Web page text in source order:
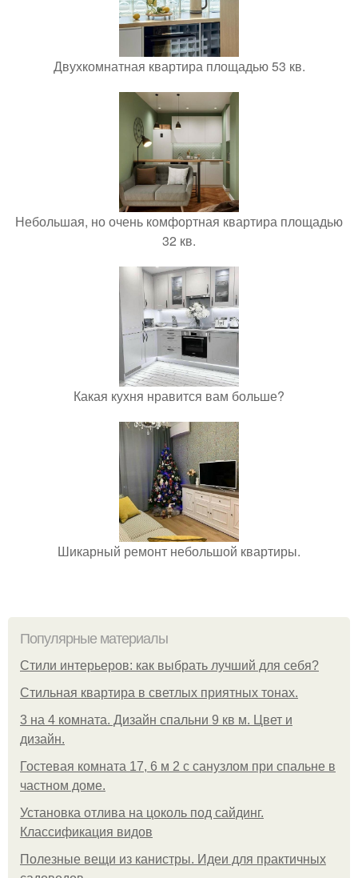
Двухкомнатная квартира площадью 53 кв.
Небольшая, но очень комфортная квартира площадью
32 кв.
Какая кухня нравится вам больше?
Шикарный ремонт небольшой квартиры.
Популярные материалы
Стили интерьеров: как выбрать лучший для себя?
Стильная квартира в светлых приятных тонах.
3 на 4 комната. Дизайн спальни 9 кв м. Цвет и
дизайн.
Гостевая комната 17, 6 м 2 с санузлом при спальне в
частном доме.
Установка отлива на цоколь под сайдинг.
Классификация видов
Полезные вещи из канистры. Идеи для практичных